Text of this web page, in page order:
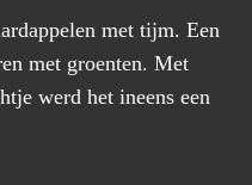
met tijm. Een
met groenten. Met
werd het ineens een